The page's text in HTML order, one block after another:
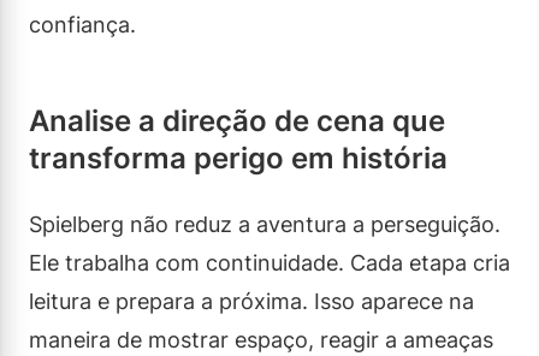
confiança.
Analise a direção de cena que
transforma perigo em história
Spielberg não reduz a aventura a perseguição.
Ele trabalha com continuidade. Cada etapa cria
leitura e prepara a próxima. Isso aparece na
maneira de mostrar espaço, reagir a ameaças